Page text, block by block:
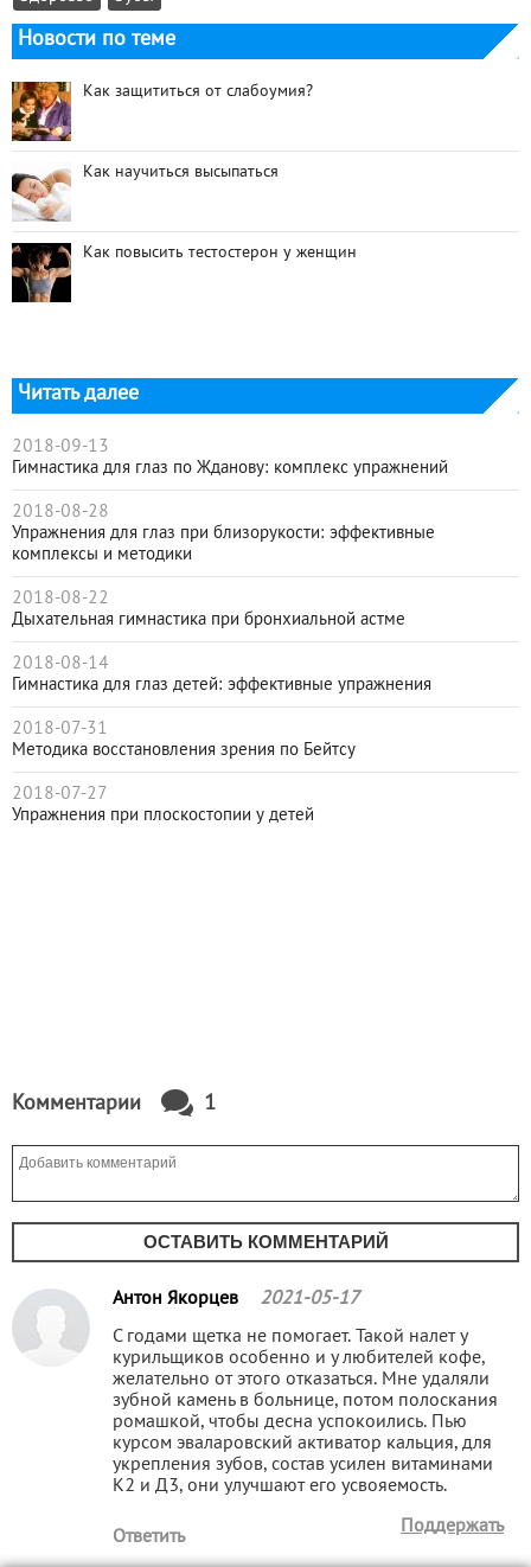
Новости по теме
Как защититься от слабоумия?
Как научиться высыпаться
Как повысить тестостерон у женщин
Читать далее
2018-09-13
Гимнастика для глаз по Жданову: комплекс упражнений
2018-08-28
Упражнения для глаз при близорукости: эффективные
комплексы и методики
2018-08-22
Дыхательная гимнастика при бронхиальной астме
2018-08-14
Гимнастика для глаз детей: эффективные упражнения
2018-07-31
Методика восстановления зрения по Бейтсу
2018-07-27
Упражнения при плоскостопии у детей
Комментарии 1
ОСТАВИТЬ КОММЕНТАРИЙ
Антон Якорцев 2021-05-17
С годами щетка не помогает. Такой налет у
курильщиков особенно и у любителей кофе,
желательно от этого отказаться. Мне удаляли
зубной камень в больнице, потом полоскания
ромашкой, чтобы десна успокоились. Пью
курсом эваларовский активатор кальция, для
укрепления зубов, состав усилен витаминами
К2 и Д3, они улучшают его усвояемость.
Ответить
Поддержать